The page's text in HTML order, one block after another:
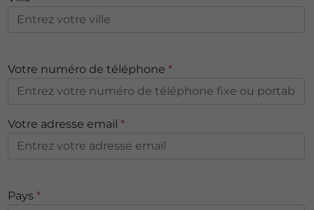
Votre numéro de téléphone *
Votre adresse email *
Pays *